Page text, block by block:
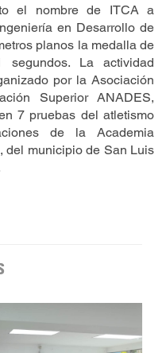
el nombre de ITCA a
en Desarrollo de
planos la medalla de
La actividad
por la Asociación
Superior ANADES,
7 pruebas del atletismo
de la Academia
del municipio de San Luis